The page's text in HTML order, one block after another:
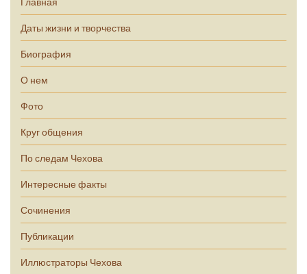
Даты жизни и творчества
Биография
О нем
Фото
Круг общения
По следам Чехова
Интересные факты
Сочинения
Публикации
Иллюстраторы Чехова